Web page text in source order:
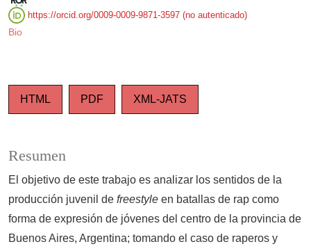
https://orcid.org/0009-0009-9871-3597 (no autenticado)
Bio
HTML PDF XML-JATS
Resumen
El objetivo de este trabajo es analizar los sentidos de la
producción juvenil de freestyle en batallas de rap como
forma de expresión de jóvenes del centro de la provincia de
Buenos Aires, Argentina; tomando el caso de raperos y